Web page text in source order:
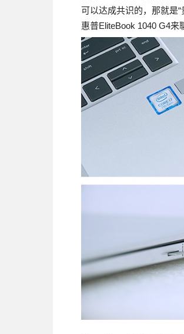
可以达成共识的，那就是
惠普EliteBook 1040 G4来